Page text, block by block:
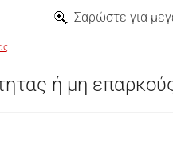
Σαρώστε για
ή μη